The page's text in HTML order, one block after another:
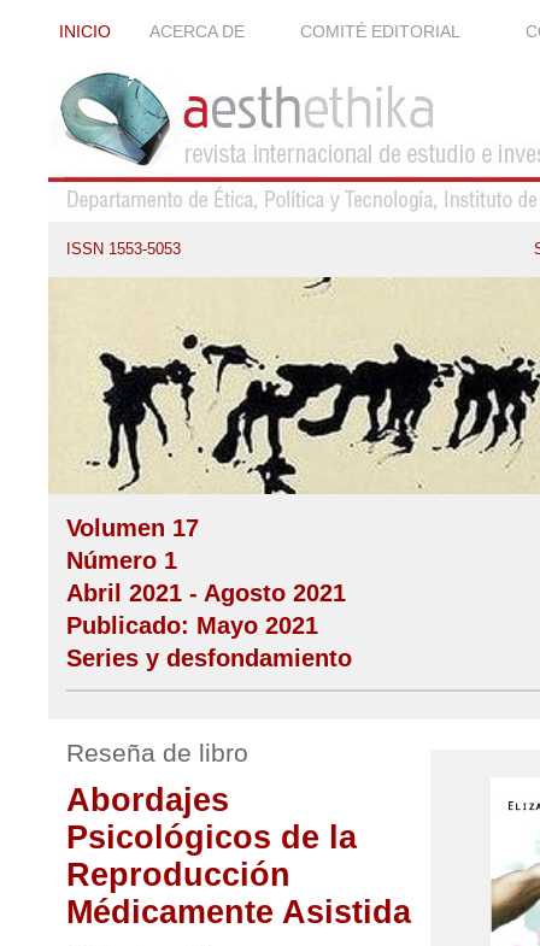
INICIO ACERCA DE COMITÉ EDITORIAL
ISSN 1553-5053
Volumen 17
Número 1
Abril 2021 - Agosto 2021
Publicado: Mayo 2021
Series y desfondamiento
Reseña de libro
Abordajes
Psicológicos de la
Reproducción
Médicamente Asistida